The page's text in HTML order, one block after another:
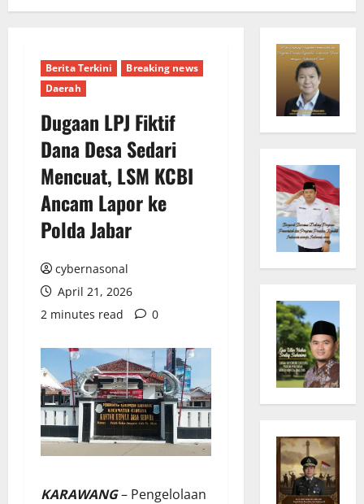
Berita Terkini
Breaking news
Daerah
Dugaan LPJ Fiktif
Dana Desa Sedari
Mencuat, LSM KCBI
Ancam Lapor ke
Polda Jabar
cybernasonal
April 21, 2026
2 minutes read
0
KARAWANG– Pengelolaan